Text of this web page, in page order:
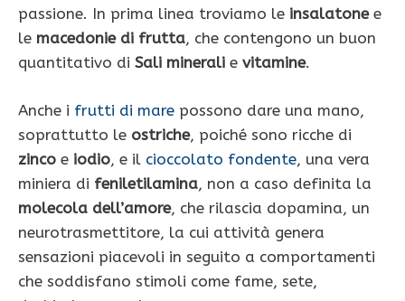
passione. In prima linea troviamo le insalatonee
le macedonie di frutta, che contengono un buon
quantitativo di Sali minerali e vitamine.
Anche i frutti di mare possono dare una mano,
soprattutto le ostriche, poiché sono ricche di
zinco e iodio, e il cioccolato fondente, una vera
miniera di feniletilamina, non a caso definita la
molecola dell’amore, che rilascia dopamina, un
neurotrasmettitore, la cui attività genera
sensazioni piacevoli in seguito a comportamenti
che soddisfano stimoli come fame, sete,